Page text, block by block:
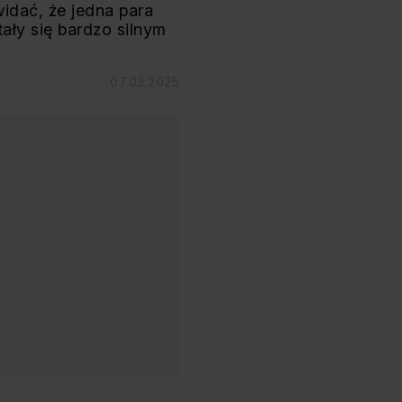
że jedna para
się bardzo silnym